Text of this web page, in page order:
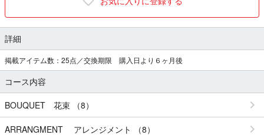
詳細
掲載アイテム数：25点／交換期限 購入日より６ヶ月後
コース内容
BOUQUET 花束 （8）
ARRANGMENT アレンジメント （8）